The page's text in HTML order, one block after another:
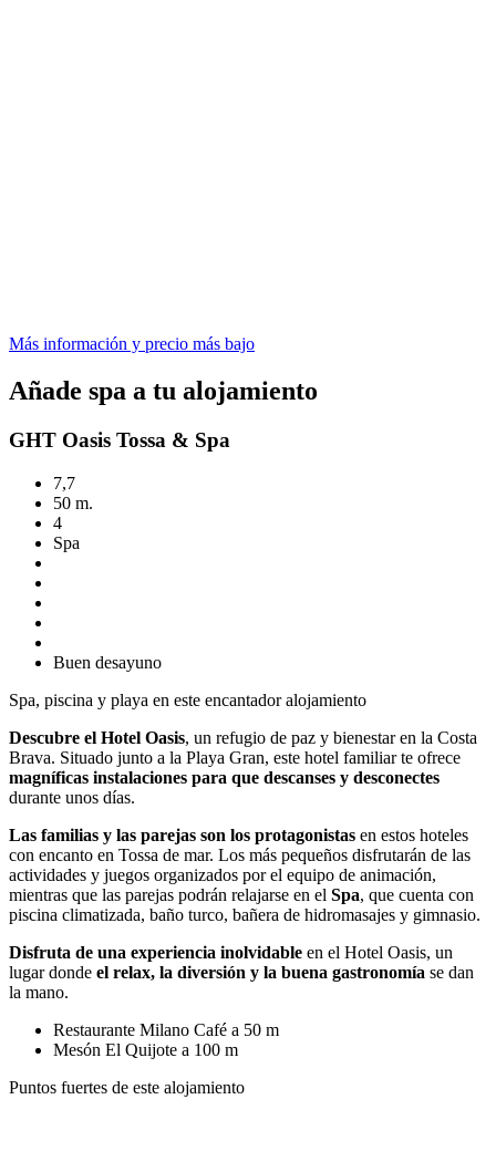
Más información y precio más bajo
Añade spa a tu alojamiento
GHT Oasis Tossa & Spa
7,7
50 m.
4
Spa
Buen desayuno
Spa, piscina y playa en este encantador alojamiento
Descubre el Hotel Oasis, un refugio de paz y bienestar en la Costa
Brava. Situado junto a la Playa Gran, este hotel familiar te ofrece
magníficas instalaciones para que descanses y desconectes
durante unos días.
Las familias y las parejas son los protagonistas en estos hoteles
con encanto en Tossa de mar. Los más pequeños disfrutarán de las
actividades y juegos organizados por el equipo de animación,
mientras que las parejas podrán relajarse en el Spa, que cuenta con
piscina climatizada, baño turco, bañera de hidromasajes y gimnasio.
Disfruta de una experiencia inolvidable en el Hotel Oasis, un
lugar donde el relax, la diversión y la buena gastronomía se dan
la mano.
Restaurante Milano Café a 50 m
Mesón El Quijote a 100 m
Puntos fuertes de este alojamiento